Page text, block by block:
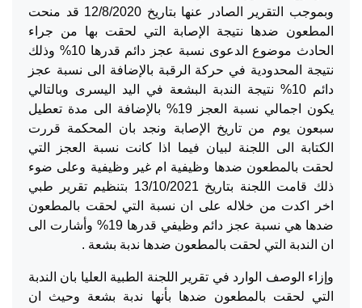
وبموجب التقرير الصادر عنها بتاريخ 12/8/2020 قد منحت
المطعون ضدها نتيجة الإصابة التي لحقت بها من جراء
الحادث موضوع الدعوى نسبة عجز دائم قدرها 10% وذلك
نتيجة المحدودية في حركة الرقبة بالإضافة الى نسبة عجز
دائم 10% نتيجة الندبة البشعة في اليد اليسرى وبالتالي
يكون اجمالي نسبة العجز 19% بالإضافة الى مدة تعطيل
سبعون يوم من تاريخ الإصابة ونجد بان المحكمة قررت
الكتابة الى اللجنة لبيان فيما اذا كانت نسبة العجز التي
لحقت بالمطعون ضدها وظيفية ام غير وظيفية وعلى ضوء
ذلك قامت اللجنة بتاريخ 13/10/2021 بتنظيم تقرير طبي
اخر اكدت من خلاله على ان نسبة التي لحقت بالمطعون
ضدها هي نسبة عجز دائم وظيفي قدرها 19% وأشارت الى
ان الندبة التي لحقت بالمطعون ضدها ندبة بشعة .
وإزاء الوصف الوارد في تقرير اللجنة الطبية العليا بان الندبة
التي لحقت بالمطعون ضدها بأنها ندبة بشعة وحيث ان